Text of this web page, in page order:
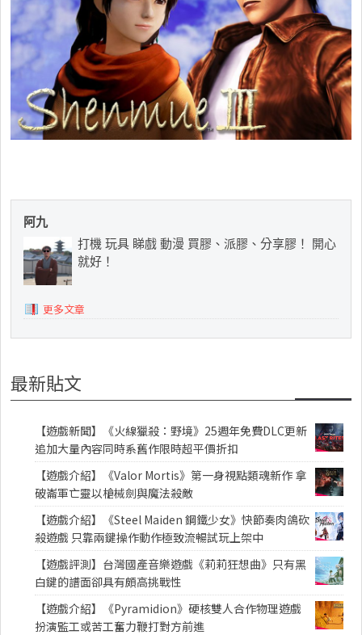
阿九
打機 玩具 睇戲 動漫 買膠、派膠、分享膠！ 開心
就好！
更多文章
最新貼文
【遊戲新聞】《火線獵殺：野境》25週年免費DLC更新
追加大量內容同時系舊作限時超平價折扣
【遊戲介紹】《Valor Mortis》第一身視點類魂新作 拿
破崙軍亡靈以槍械劍與魔法殺敵
【遊戲介紹】《Steel Maiden 鋼鐵少女》快節奏肉鴿砍
殺遊戲 只靠兩鍵操作動作極致流暢試玩上架中
【遊戲評測】台灣國產音樂遊戲《莉莉狂想曲》只有黑
白鍵的譜面卻具有頗高挑戰性
【遊戲介紹】《Pyramidion》硬核雙人合作物理遊戲
扮演監工或苦工奮力鞭打對方前進